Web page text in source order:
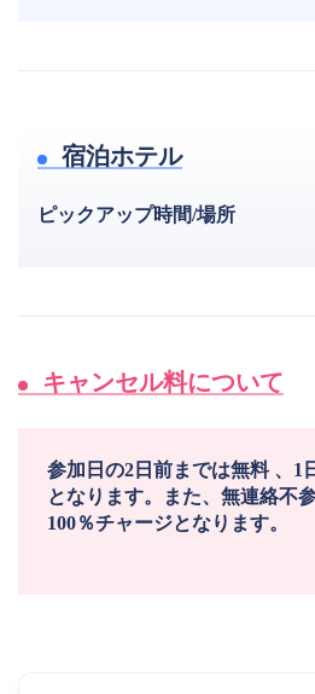
宿泊ホテル
ピックアップ時間/場所
キャンセル料について
参加日の2日前までは無料 、1
となります。また、無連絡不
100％チャージとなります。